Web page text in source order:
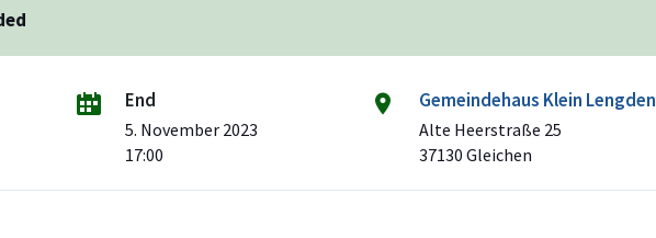
End
5. November 2023
17:00
Gemeindehaus Klein Lengden
Alte Heerstraße 25
37130 Gleichen